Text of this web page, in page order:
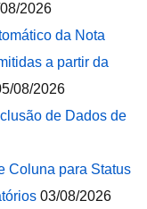
2026
da Nota
a partir da
08/2026
de Dados de
Coluna para Status
03/08/2026